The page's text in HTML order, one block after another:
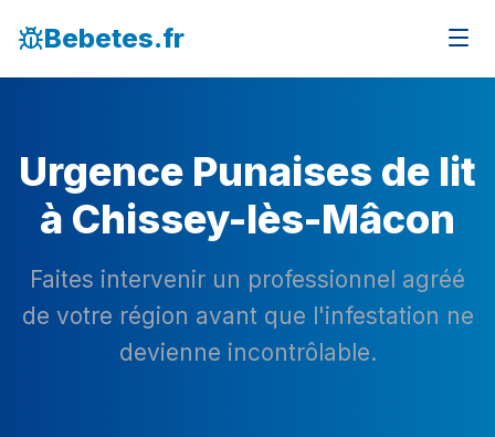
Bebetes.fr
Urgence Punaises de lit
à Chissey-lès-Mâcon
Faites intervenir un professionnel agréé
de votre région avant que l'infestation ne
devienne incontrôlable.